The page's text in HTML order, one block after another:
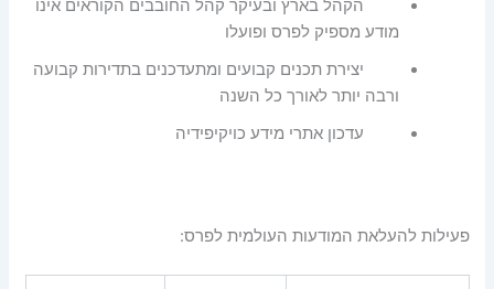
הקהל בארץ ובעיקר קהל החובבים הקוראים אינו
מודע מספיק לפרס ופועלו
יצירת תכנים קבועים ומתעדכנים בתדירות קבועה
ורבה יותר לאורך כל השנה
עדכון אתרי מידע כויקיפידיה
פעילות להעלאת המודעות העולמית לפרס: